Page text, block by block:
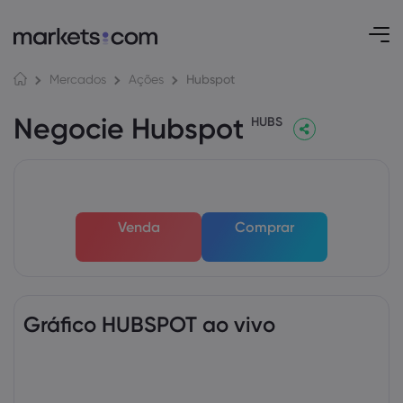
Mercados Ações Hubspot
Negocie Hubspot HUBS
Venda Comprar
Gráfico HUBSPOT ao vivo